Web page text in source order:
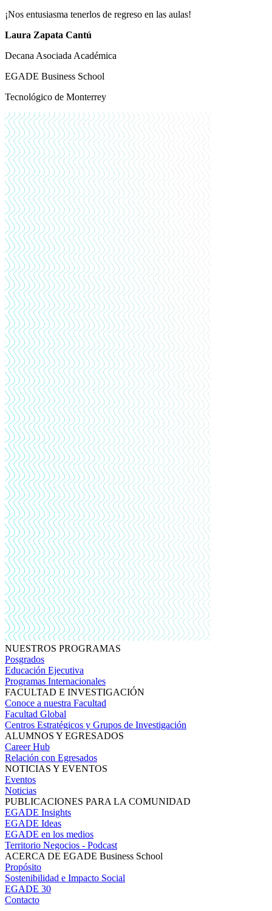
¡Nos entusiasma tenerlos de regreso en las aulas!
Laura Zapata Cantú
Decana Asociada Académica
EGADE Business School
Tecnológico de Monterrey
NUESTROS PROGRAMAS
Posgrados
Educación Ejecutiva
Programas Internacionales
FACULTAD E INVESTIGACIÓN
Conoce a nuestra Facultad
Facultad Global
Centros Estratégicos y Grupos de Investigación
ALUMNOS Y EGRESADOS
Career Hub
Relación con Egresados
NOTICIAS Y EVENTOS
Eventos
Noticias
PUBLICACIONES PARA LA COMUNIDAD
EGADE Insights
EGADE Ideas
EGADE en los medios
Territorio Negocios - Podcast
ACERCA DE EGADE Business School
Propósito
Sostenibilidad e Impacto Social
EGADE 30
Contacto